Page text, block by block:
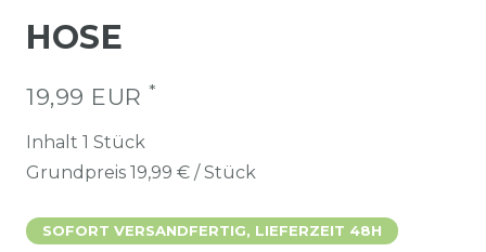
HOSE
19,99 EUR *
Inhalt 1 Stück
Grundpreis 19,99 € / Stück
SOFORT VERSANDFERTIG, LIEFERZEIT 48H